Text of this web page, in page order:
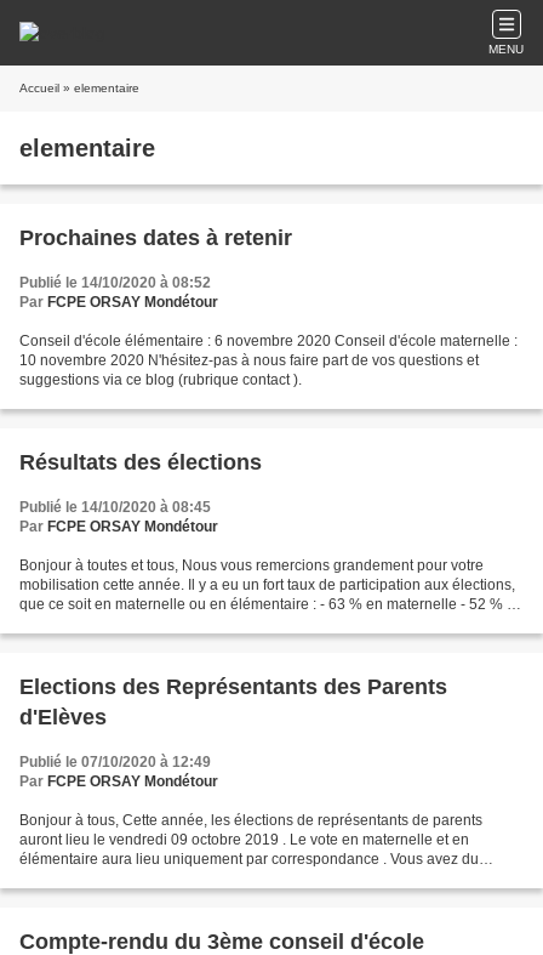
MENU
Accueil » elementaire
elementaire
Prochaines dates à retenir
Publié le 14/10/2020 à 08:52
Par FCPE ORSAY Mondétour
Conseil d'école élémentaire : 6 novembre 2020 Conseil d'école maternelle :
10 novembre 2020 N'hésitez-pas à nous faire part de vos questions et
suggestions via ce blog (rubrique contact ).
Résultats des élections
Publié le 14/10/2020 à 08:45
Par FCPE ORSAY Mondétour
Bonjour à toutes et tous, Nous vous remercions grandement pour votre
mobilisation cette année. Il y a eu un fort taux de participation aux élections,
que ce soit en maternelle ou en élémentaire : - 63 % en maternelle - 52 % en
Elections des Représentants des Parents
d'Elèves
Publié le 07/10/2020 à 12:49
Par FCPE ORSAY Mondétour
Bonjour à tous, Cette année, les élections de représentants de parents
auront lieu le vendredi 09 octobre 2019 . Le vote en maternelle et en
élémentaire aura lieu uniquement par correspondance . Vous avez du
Compte-rendu du 3ème conseil d'école